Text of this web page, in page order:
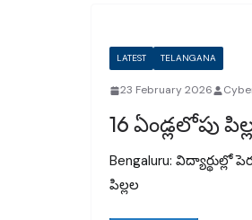
LATEST TELANGANA
23 February 2026
16 ఏండ్లలోపు
Bengaluru:
పిల్లల